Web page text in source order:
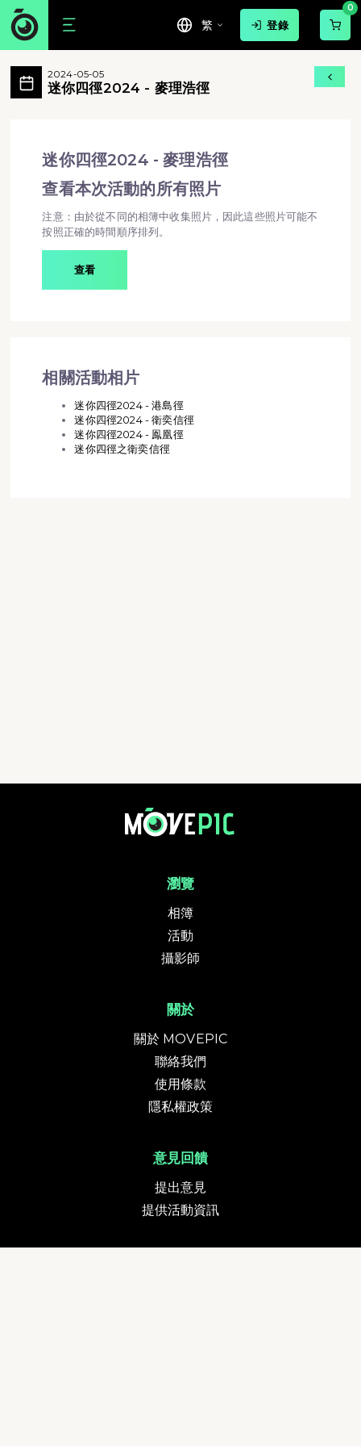
繁 登錄
0
迷你四徑2024 - 麥理浩徑 活動相簿
迷你四徑2024 - 麥理浩徑 所有相片
2024-05-05
迷你四徑2024 - 麥理浩徑
迷你四徑2024 - 麥理浩徑
查看本次活動的所有照片
注意：由於從不同的相簿中收集照片，因此這些照片可能不
按照正確的時間順序排列。
查看
相關活動相片
迷你四徑2024 - 港島徑
迷你四徑2024 - 衛奕信徑
迷你四徑2024 - 鳯凰徑
迷你四徑之衛奕信徑
瀏覽
相簿
活動
攝影師
關於
關於 MOVEPIC
聯絡我們
使用條款
隱私權政策
意見回饋
提出意見
提供活動資訊